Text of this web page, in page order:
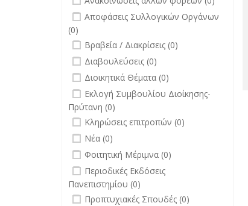
undefined
Αποφάσεις Συλλογικών Οργάνων
(0)
undefined
Βραβεία / Διακρίσεις (0)
undefined
Διαβουλεύσεις (0)
undefined
Διοικητικά Θέματα (0)
undefined
Εκλογή Συμβουλίου Διοίκησης-
Πρύτανη (0)
undefined
Κληρώσεις επιτροπών (0)
undefined
Νέα (0)
undefined
Φοιτητική Μέριμνα (0)
undefined
Περιοδικές Εκδόσεις
Πανεπιστημίου (0)
undefined
Προπτυχιακές Σπουδές (0)